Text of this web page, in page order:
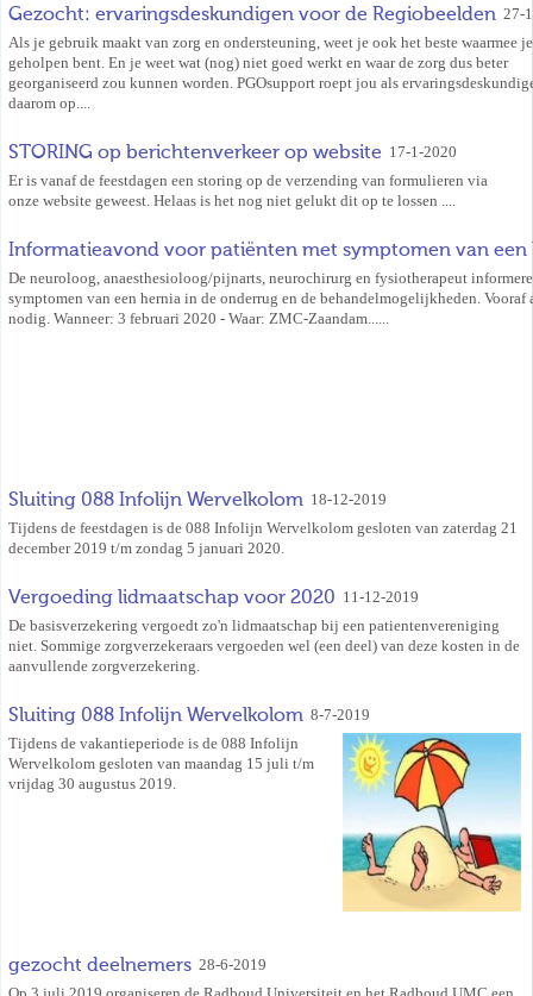
Gezocht: ervaringsdeskundigen voor de Regiobeelden 27-
Als je gebruik maakt van zorg en ondersteuning, weet je ook het beste waarmee je
geholpen bent. En je weet wat (nog) niet goed werkt en waar de zorg dus beter
georganiseerd zou kunnen worden. PGOsupport roept jou als
daarom op....
STORING op berichtenverkeer op website 17-1-2020
Er is vanaf de feestdagen een storing op de verzending van formulieren via
onze website geweest. Helaas is het nog niet gelukt dit op te lossen ....
Informatieavond voor patiënten met symptomen van
De neuroloog, anaesthesioloog/pijnarts, neurochirurg en fysiotherapeut
symptomen van een hernia in de onderrug en de behandelmogelijkheden. Vooraf
nodig. Wanneer: 3 februari 2020 - Waar: ZMC-Zaandam......
Sluiting 088 Infolijn Wervelkolom 18-12-2019
Tijdens de feestdagen is de 088 Infolijn Wervelkolom gesloten van zaterdag 21
december 2019 t/m zondag 5 januari 2020.
Vergoeding lidmaatschap voor 2020 11-12-2019
De basisverzekering vergoedt zo'n lidmaatschap bij een patientenvereniging
niet. Sommige zorgverzekeraars vergoeden wel (een deel) van deze kosten in de
aanvullende zorgverzekering.
Sluiting 088 Infolijn Wervelkolom 8-7-2019
Tijdens de vakantieperiode is de 088 Infolijn
Wervelkolom gesloten van maandag 15 juli t/m
vrijdag 30 augustus 2019.
gezocht deelnemers 28-6-2019